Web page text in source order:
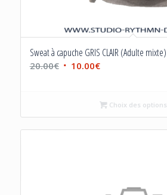
Sweat à capuche GRIS CLAIR (Adulte mixte)
20.00€ Le 10.00€Le
est :Choix des options